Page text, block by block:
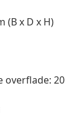
(B x D x H)
overflade: 20